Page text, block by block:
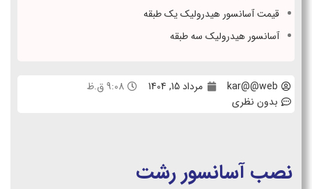
قیمت آسانسور هیدرولیک یک طبقه
آسانسور هیدرولیک سه طبقه
kar@@web مرداد 15, 1404
9:08 ق.ظ
بدون نظری
نصب آسانسور رشت